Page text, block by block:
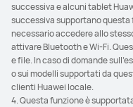
successiva e alcuni tablet
successiva supportano questa
necessario accedere allo
attivare Bluetooth e Wi-Fi.
e file. In caso di domande
o sui modelli supportati da
clienti Huawei locale.
4. Questa funzione è